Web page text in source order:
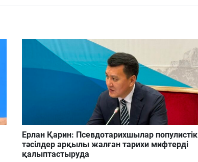
Ерлан Қарин: Псевдотарихшылар популистік
тәсілдер арқылы жалған тарихи мифтерді
қалыптастыруда